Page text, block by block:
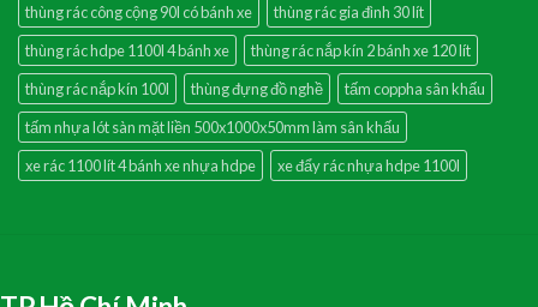
thùng rác công cộng 90l có bánh xe
thùng rác gia đình 30 lít
thùng rác hdpe 1100l 4 bánh xe
thùng rác nắp kín 2 bánh xe 120 lít
thùng rác nắp kín 100l
thùng đựng đồ nghề
tấm coppha sân khấu
tấm nhựa lót sàn mặt liền 500x1000x50mm làm sân khấu
xe rác 1100 lít 4 bánh xe nhựa hdpe
xe đẩy rác nhựa hdpe 1100l